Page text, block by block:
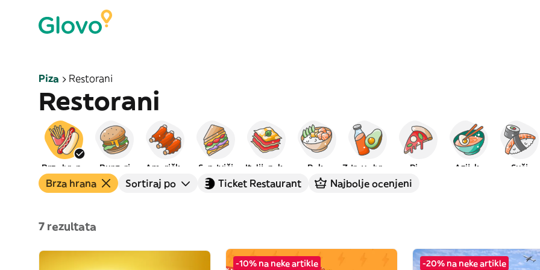
Piza Restorani
Restorani
Brza hrana Burgeri Američka Sendviči Italijanska Poke Pica Azijska Suši
Brza hrana Sortiraj po Ticket Restaurant Najbolje ocenjeni
7 rezultata
-10% na neke artikle -20% na neke artikle